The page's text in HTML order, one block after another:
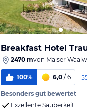
Breakfast Hotel
2470 mvon Maiser
100% 6,0 / 6
Besonders gut bewertet
Exzellente Sauberkeit